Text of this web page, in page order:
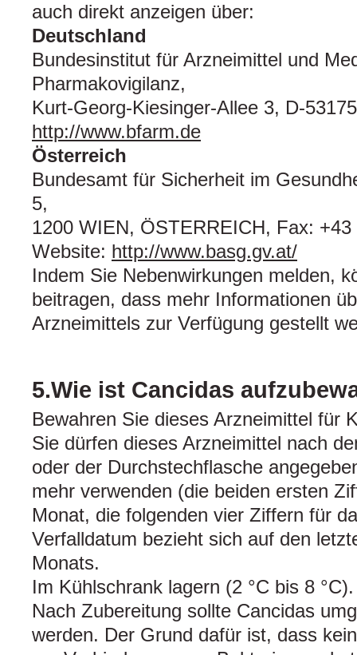
auch direkt anzeigen über:
Deutschland
Bundesinstitut für Arzneimittel und
Pharmakovigilanz,
Kurt-Georg-Kiesinger-Allee 3, D-
http://www.bfarm.de
Österreich
Bundesamt für Sicherheit im
5,
1200 WIEN, ÖSTERREICH, Fax:
Website: http://www.basg.gv.at/
Indem Sie Nebenwirkungen melden,
beitragen, dass mehr Informationen
Arzneimittels zur Verfügung gestellt
5.Wie ist Cancidas
Bewahren Sie dieses Arzneimittel für
Sie dürfen dieses Arzneimittel nach
oder der Durchstechflasche
mehr verwenden (die beiden ersten
Monat, die folgenden vier Ziffern für
Verfalldatum bezieht sich auf den
Monats.
Im Kühlschrank lagern (2 °C bis 8 °C).
Nach Zubereitung sollte Cancidas
werden. Der Grund dafür ist, dass